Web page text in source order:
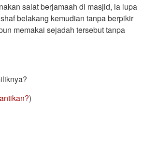
salat berjamaah di masjid, ia lupa
belakang kemudian tanpa berpikir
memakai sejadah tersebut tanpa
)